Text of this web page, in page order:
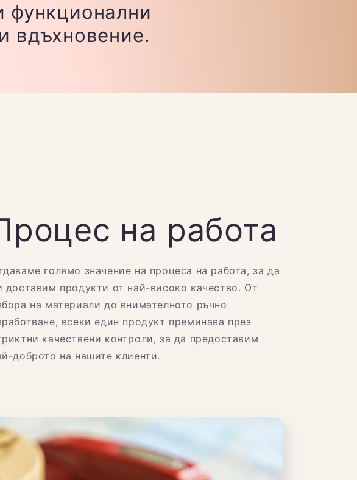
функционални
вдъхновение.
на работа
голямо значение на процеса на работа, за да
доставим продукти от най-високо качество. От
на материали до внимателното ръчно
всеки един продукт преминава през
качествени контроли, за да предоставим
доброто на нашите клиенти.